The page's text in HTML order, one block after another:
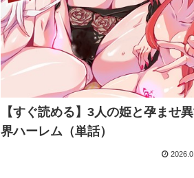
【すぐ読める】3人の姫と孕ませ
界ハーレム（単話）